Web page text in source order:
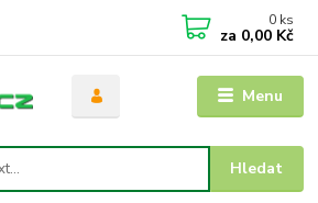
Menu
Hledat
0 ks
za 0,00 Kč